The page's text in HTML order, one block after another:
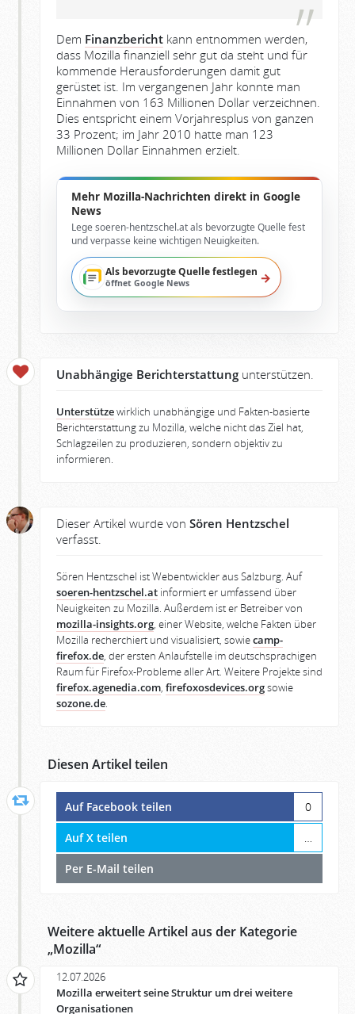
Dem Finanzbericht kann entnommen werden,
dass Mozilla finanziell sehr gut da steht und für
kommende Herausforderungen damit gut
gerüstet ist. Im vergangenen Jahr konnte man
Einnahmen von 163 Millionen Dollar verzeichnen.
Dies entspricht einem Vorjahresplus von ganzen
33 Prozent; im Jahr 2010 hatte man 123
Millionen Dollar Einnahmen erzielt.
Mehr Mozilla-Nachrichten direkt in Google
News
Lege soeren-hentzschel.at als bevorzugte Quelle fest
und verpasse keine wichtigen Neuigkeiten.
Als bevorzugte Quelle festlegen
öffnet Google News →
Unabhängige Berichterstattung unterstützen.
Unterstützewirklich unabhängige und Fakten-basierte
Berichterstattung zu Mozilla, welche nicht das Ziel hat,
Schlagzeilen zu produzieren, sondern objektiv zu
informieren.
Dieser Artikel wurde von Sören Hentzschel
verfasst.
Sören Hentzschel ist Webentwickler aus Salzburg. Auf
soeren-hentzschel.at informiert er umfassend über
Neuigkeiten zu Mozilla. Außerdem ist er Betreiber von
mozilla-insights.org, einer Website, welche Fakten über
Mozilla recherchiert und visualisiert, sowiecamp-
firefox.de, der ersten Anlaufstelle im deutschsprachigen
Raum für Firefox-Probleme aller Art. Weitere Projekte sind
firefox.agenedia.com, firefoxosdevices.orgsowie
sozone.de.
Diesen Artikel teilen
Auf Facebook teilen 0
Auf X teilen …
Per E-Mail teilen
Weitere aktuelle Artikel aus der Kategorie
„Mozilla“
12.07.2026
Mozilla erweitert seine Struktur um drei weitere
Organisationen